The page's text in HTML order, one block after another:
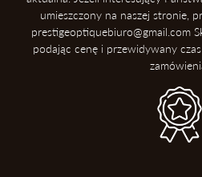
umieszczony na naszej stronie,
prestigeoptiquebiuro@gmail.com
podając cenę i przewidywany